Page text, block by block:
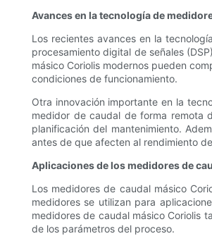
Avances en la tecnología de
Los recientes avances en la
procesamiento digital de señales
másico Coriolis modernos pueden
condiciones de funcionamiento.
Otra innovación importante en la
medidor de caudal de forma remota
planificación del mantenimiento.
antes de que afecten al rendimiento
Aplicaciones de los medidores de
Los medidores de caudal másico
medidores se utilizan para
medidores de caudal másico Coriolis
de los parámetros del proceso.